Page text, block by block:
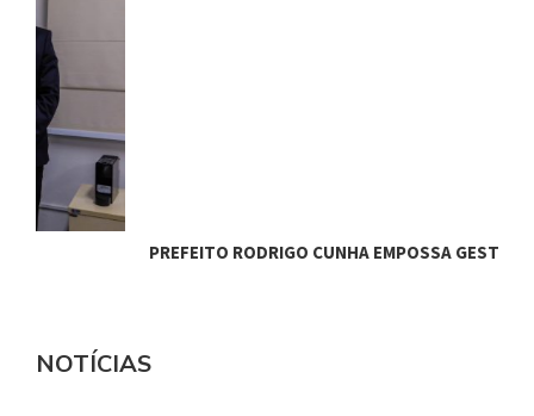
PREFEITO RODRIGO CUNHA EMPOSSA GESTORES…
NOTÍCIAS